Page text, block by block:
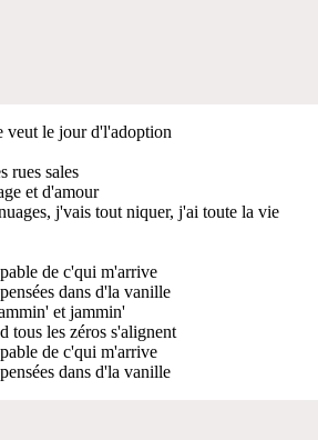
veut le jour d'l'adoption
rues sales
et d'amour
j'vais tout niquer, j'ai toute la vie
de c'qui m'arrive
dans d'la vanille
et jammin'
tous les zéros s'alignent
de c'qui m'arrive
dans d'la vanille